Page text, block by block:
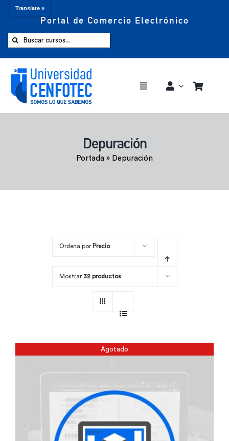
Portal de Comercio Electrónico
Buscar:
Toggle
Comprar ahora
Depuración
Portada » Depuración
Ordena por Precio
Mostrar 32 productos
Agotado
Translate »